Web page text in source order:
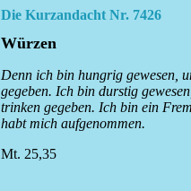
Die Kurzandacht Nr. 7426
Würzen
Denn ich bin hungrig gewesen,
gegeben. Ich bin durstig
trinken gegeben. Ich bin ein
habt mich aufgenommen.
Mt. 25,35